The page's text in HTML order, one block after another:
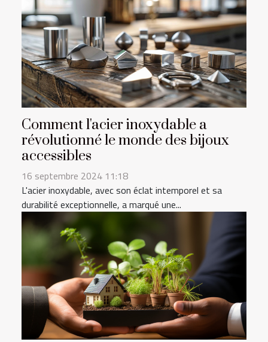
Comment l'acier inoxydable a
révolutionné le monde des bijoux
accessibles
16 septembre 2024 11:18
L'acier inoxydable, avec son éclat intemporel et sa
durabilité exceptionnelle, a marqué une...